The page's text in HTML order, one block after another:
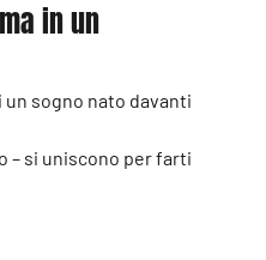
in un
un sogno nato davanti
– si uniscono per farti